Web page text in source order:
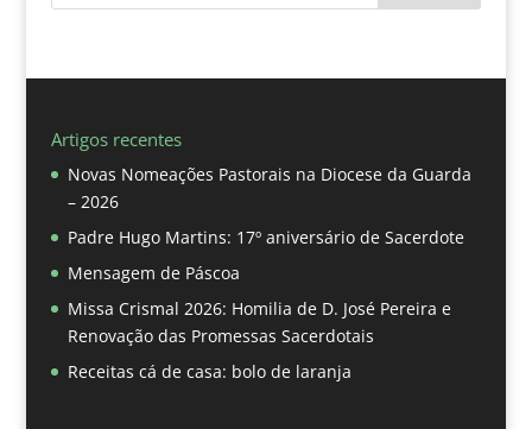
Artigos recentes
Novas Nomeações Pastorais na Diocese da Guarda
– 2026
Padre Hugo Martins: 17º aniversário de Sacerdote
Mensagem de Páscoa
Missa Crismal 2026: Homilia de D. José Pereira e
Renovação das Promessas Sacerdotais
Receitas cá de casa: bolo de laranja